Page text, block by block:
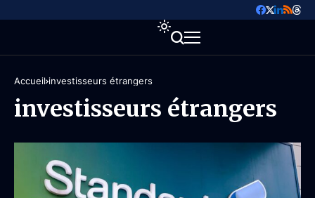
Accueil investisseurs étrangers
investisseurs étrangers